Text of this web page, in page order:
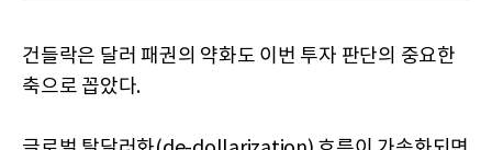
건들락은 달러 패권의 약화도 이번 투자 판단의 중요한
축으로 꼽았다.